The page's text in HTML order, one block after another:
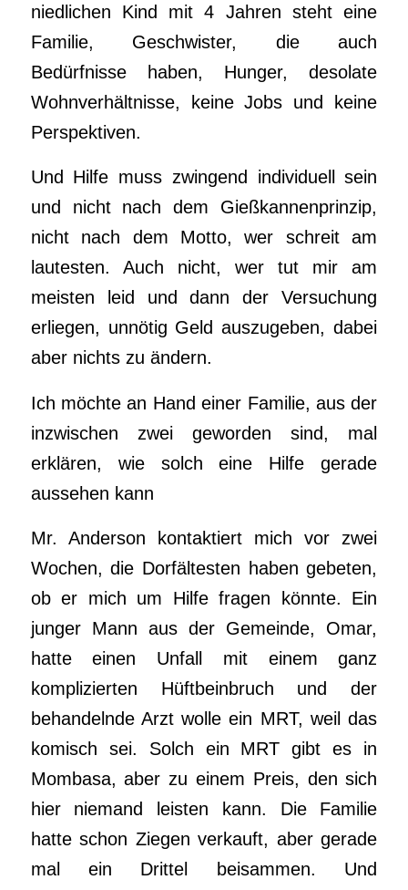
niedlichen Kind mit 4 Jahren steht eine
Familie, Geschwister, die auch
Bedürfnisse haben, Hunger, desolate
Wohnverhältnisse, keine Jobs und keine
Perspektiven.
Und Hilfe muss zwingend individuell sein
und nicht nach dem Gießkannenprinzip,
nicht nach dem Motto, wer schreit am
lautesten. Auch nicht, wer tut mir am
meisten leid und dann der Versuchung
erliegen, unnötig Geld auszugeben, dabei
aber nichts zu ändern.
Ich möchte an Hand einer Familie, aus der
inzwischen zwei geworden sind, mal
erklären, wie solch eine Hilfe gerade
aussehen kann
Mr. Anderson kontaktiert mich vor zwei
Wochen, die Dorfältesten haben gebeten,
ob er mich um Hilfe fragen könnte. Ein
junger Mann aus der Gemeinde, Omar,
hatte einen Unfall mit einem ganz
komplizierten Hüftbeinbruch und der
behandelnde Arzt wolle ein MRT, weil das
komisch sei. Solch ein MRT gibt es in
Mombasa, aber zu einem Preis, den sich
hier niemand leisten kann. Die Familie
hatte schon Ziegen verkauft, aber gerade
mal ein Drittel beisammen. Und